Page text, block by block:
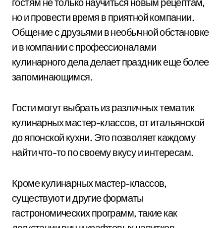
но и провести время в приятной компании.
Общение с друзьями в необычной обстановке
и в компании с профессионалами
кулинарного дела делает праздник еще более
запоминающимся.
Гости могут выбрать из различных тематик
кулинарных мастер-классов, от итальянской
до японской кухни. Это позволяет каждому
найти что-то по своему вкусу и интересам.
Кроме кулинарных мастер-классов,
существуют и другие форматы
гастрономических программ, такие как